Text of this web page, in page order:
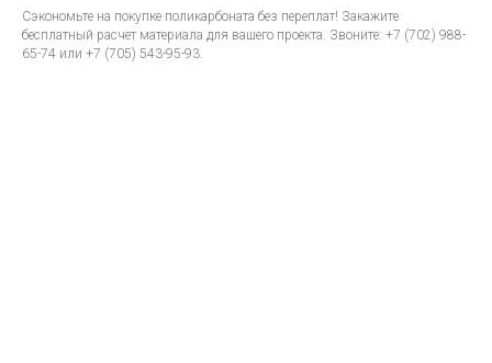
Сэкономьте на покупке поликарбоната без переплат! Закажите
бесплатный расчет материала для вашего проекта. Звоните: +7 (702) 988-
65-74 или +7 (705) 543-95-93.